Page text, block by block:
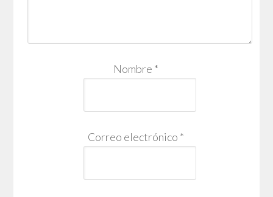
Nombre *
Correo electrónico *